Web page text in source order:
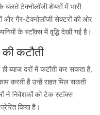
टेक्नोलॉजी शेयरों में भारी
और गैर-टेक्नोलॉजी सेक्टरों की ओर
के स्टॉक्स में वृद्धि देखी गई है।
कटौती
ब्याज दरों में कटौती कर सकता है,
करती हैं उन्हें राहत मिल सकती
ने निवेशकों को टेक स्टॉक्स
किया है।